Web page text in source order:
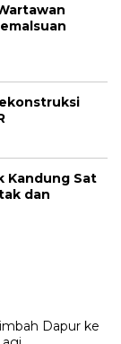
Kandung Sat
dan